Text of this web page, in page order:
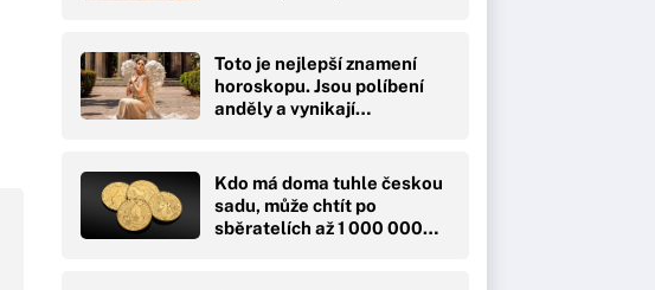
Toto je nejlepší znamení
horoskopu. Jsou políbení
anděly a vynikají…
Kdo má doma tuhle českou
sadu, může chtít po
sběratelích až 1 000 000…